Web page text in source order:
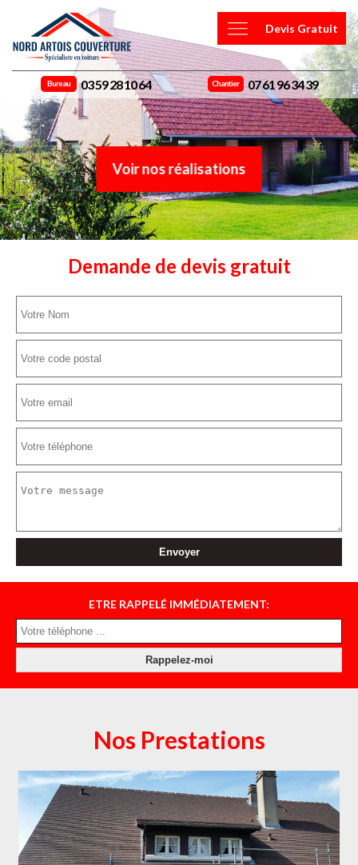
Devis Gratuit
Bureau 03 59 28 10 64 Chantier 07 61 96 34 39
Voir nos réalisations
Demande de devis gratuit
ETRE RAPPELÉ IMMÉDIATEMENT:
Nos Prestations